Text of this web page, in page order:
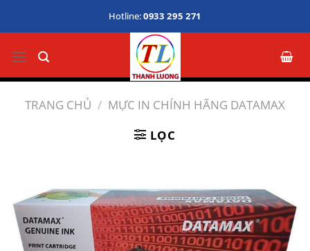
dung
Hotline:0933 295 271
TRANG CHỦ / MỰC IN CHÍNH HÃNG DATAMAX
LỌC